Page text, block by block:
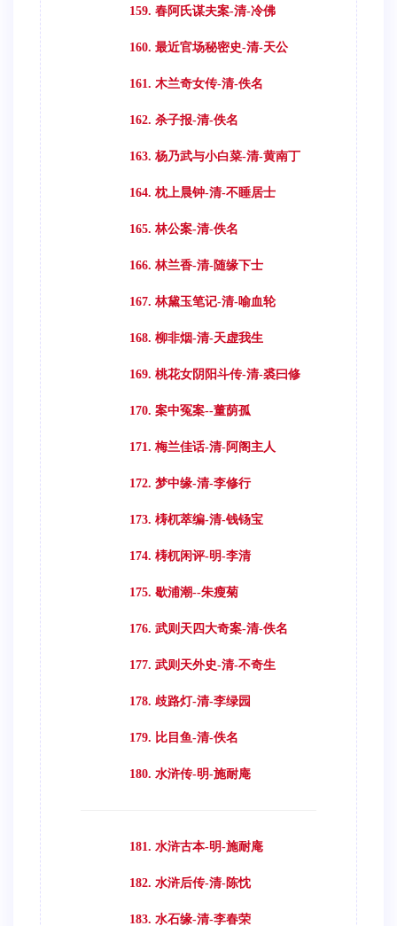
159. 春阿氏谋夫案-清-冷佛
160. 最近官场秘密史-清-天公
161. 木兰奇女传-清-佚名
162. 杀子报-清-佚名
163. 杨乃武与小白菜-清-黄南丁
164. 枕上晨钟-清-不睡居士
165. 林公案-清-佚名
166. 林兰香-清-随缘下士
167. 林黛玉笔记-清-喻血轮
168. 柳非烟-清-天虚我生
169. 桃花女阴阳斗传-清-裘曰修
170. 案中冤案--董荫孤
171. 梅兰佳话-清-阿阁主人
172. 梦中缘-清-李修行
173. 梼杌萃编-清-钱钖宝
174. 梼杌闲评-明-李清
175. 歇浦潮--朱瘦菊
176. 武则天四大奇案-清-佚名
177. 武则天外史-清-不奇生
178. 歧路灯-清-李绿园
179. 比目鱼-清-佚名
180. 水浒传-明-施耐庵
181. 水浒古本-明-施耐庵
182. 水浒后传-清-陈忱
183. 水石缘-清-李春荣